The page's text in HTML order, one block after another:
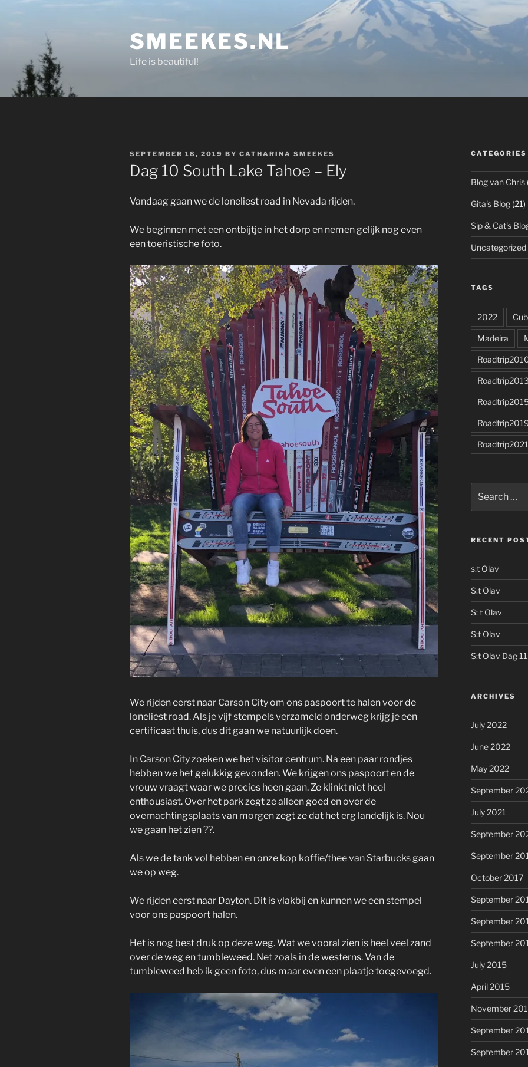
SMEEKES.NL
Life is beautiful!
POSTED
ON
SEPTEMBER 18, 2019 BY CATHARINA SMEEKES
Dag 10 South Lake Tahoe – Ely
Vandaag gaan we de loneliest road in Nevada rijden.
We beginnen met een ontbijtje in het dorp en nemen gelijk nog even
een toeristische foto.
We rijden eerst naar Carson City om ons paspoort te halen voor de
loneliest road. Als je vijf stempels verzameld onderweg krijg je een
certificaat thuis, dus dit gaan we natuurlijk doen.
In Carson City zoeken we het visitor centrum. Na een paar rondjes
hebben we het gelukkig gevonden. We krijgen ons paspoort en de
vrouw vraagt waar we precies heen gaan. Ze klinkt niet heel
enthousiast. Over het park zegt ze alleen goed en over de
overnachtingsplaats van morgen zegt ze dat het erg landelijk is. Nou
we gaan het zien ??.
Als we de tank vol hebben en onze kop koffie/thee van Starbucks gaan
we op weg.
We rijden eerst naar Dayton. Dit is vlakbij en kunnen we een stempel
voor ons paspoort halen.
Het is nog best druk op deze weg. Wat we vooral zien is heel veel zand
over de weg en tumbleweed. Net zoals in de westerns. Van de
tumbleweed heb ik geen foto, dus maar even een plaatje toegevoegd.
CATEGORIES
Blog van Chris
Gita's Blog(21)
Sip & Cat's
Uncategorized
TAGS
2022
Madeira
Roadtrip2021
for:
RECENT
s:t Olav
S:t Olav
S: t Olav
S:t Olav
S:t Olav Dag 11
ARCHIVES
July 2022
June 2022
May 2022
September
July 2021
September
September
October 2017
September
September
September
July 2015
April 2015
November
September
September